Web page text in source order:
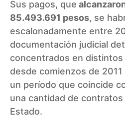
Sus pagos, que
85.493.691 pesos, se
escalonadamente entre
documentación judicial
concentrados en
desde comienzos de
un período que coincide
una cantidad de
Estado.